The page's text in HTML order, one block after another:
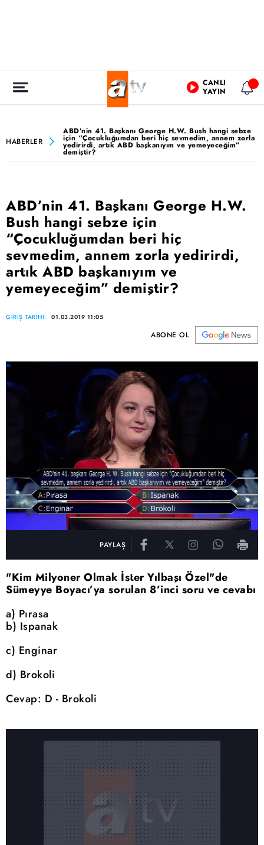
CANLI
YAYIN
HABERLER
ABD’nin 41. Başkanı George H.W. Bush hangi sebze
için “Çocukluğumdan beri hiç sevmedim, annem zorla
yedirirdi, artık ABD başkanıyım ve yemeyeceğim”
demiştir?
ABD’nin 41. Başkanı George H.W.
Bush hangi sebze için
“Çocukluğumdan beri hiç
sevmedim, annem zorla yedirirdi,
artık ABD başkanıyım ve
yemeyeceğim” demiştir?
GİRİŞ TARİHİ: 01.03.2019 11:05
ABONE OL
PAYLAŞ
"Kim Milyoner Olmak İster Yılbaşı Özel"de
Sümeyye Boyacı’ya sorulan 8’inci soru ve cevabı
a) Pırasa
b) Ispanak
c) Enginar
d) Brokoli
Cevap: D - Brokoli